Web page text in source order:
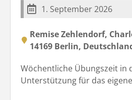
1. September 2026
Remise Zehlendorf,
14169 Berlin,
Wöchentliche Übungszeit in
Unterstützung für das